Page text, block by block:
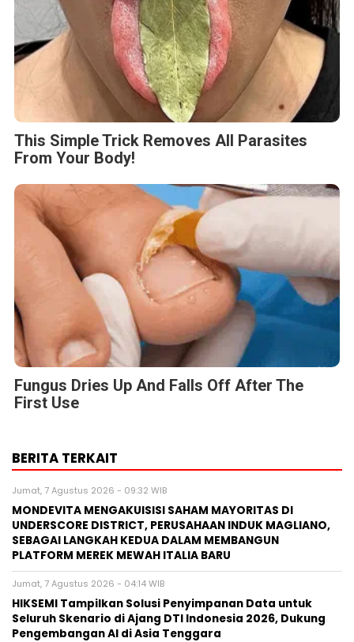
This Simple Trick Removes All Parasites
From Your Body!
Fungus Dries Up And Falls Off After The
First Use
BERITA TERKAIT
Jumat, 7 Agustus 2026 - 09:32 WIB
MONDEVITA MENGAKUISISI SAHAM MAYORITAS DI
UNDERSCORE DISTRICT, PERUSAHAAN INDUK MAGLIANO,
SEBAGAI LANGKAH KEDUA DALAM MEMBANGUN
PLATFORM MEREK MEWAH ITALIA BARU
Jumat, 7 Agustus 2026 - 04:14 WIB
HIKSEMI Tampilkan Solusi Penyimpanan Data untuk
Seluruh Skenario di Ajang DTI Indonesia 2026, Dukung
Pengembangan AI di Asia Tenggara